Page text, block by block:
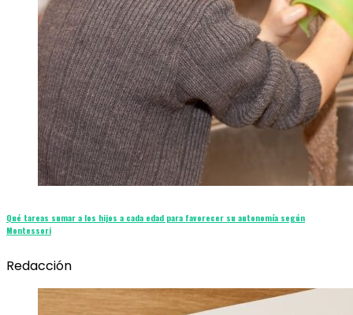
Qué tareas sumar a los hijos a cada edad para favorecer su autonomía según
Montessori
Redacción